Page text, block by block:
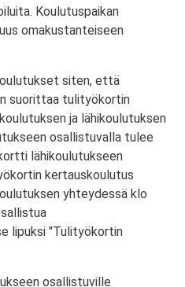
Koulutuspaikan
omakustanteiseen
siten, että
suorittaa tulityökortin
ja lähikoulutuksen
osallistuvalla tulee
lähikoulutukseen
kertauskoulutus
yhteydessä klo
lipuksi "Tulityökortin
osallistuville